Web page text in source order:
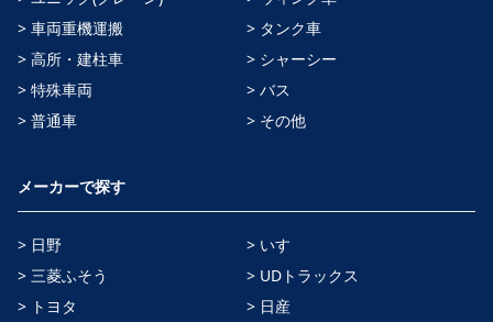
> 車両重機運搬
> タンク車
> 高所・建柱車
> シャーシー
> 特殊車両
> バス
> 普通車
> その他
メーカーで探す
> 日野
> いすゞ
> 三菱ふそう
> UDトラックス
> トヨタ
> 日産